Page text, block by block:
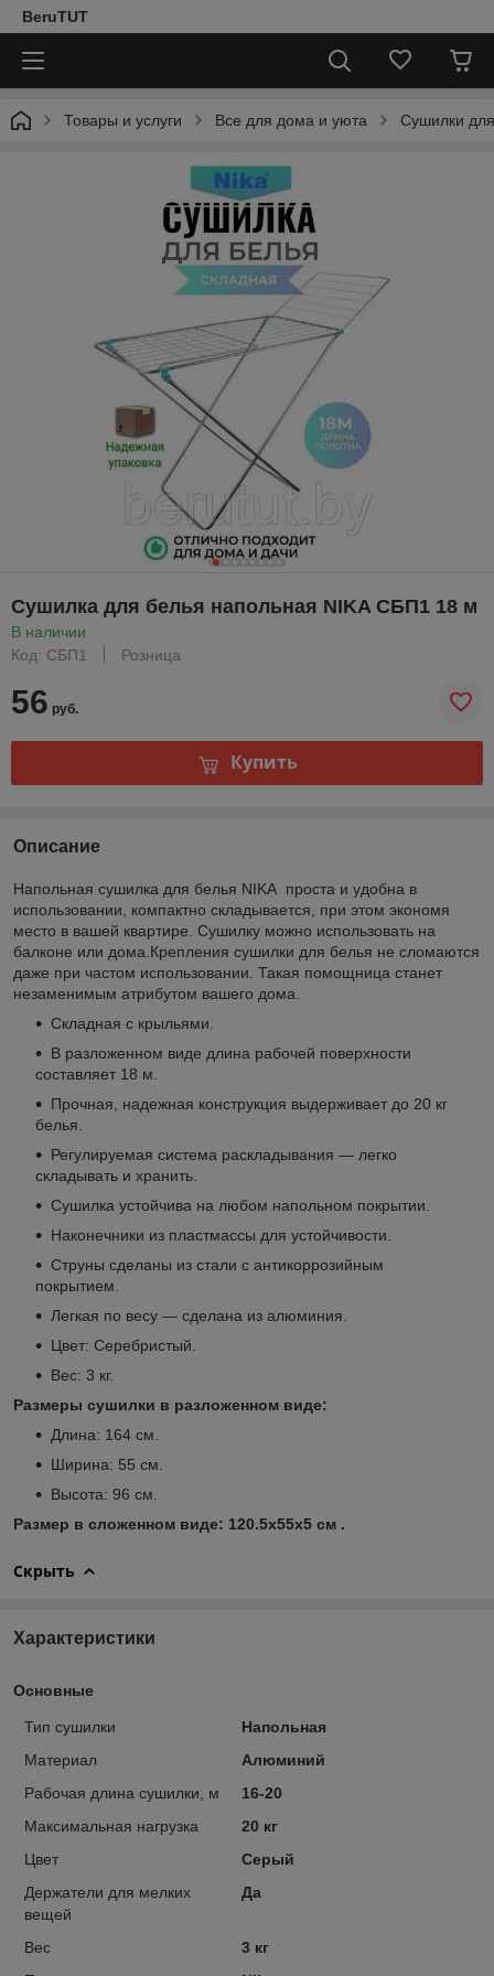
BeruTUT
Товары и услуги Все для дома и уюта Сушилки
Сушилка для белья напольная NIKA СБП1 18 м
В наличии
Код: СБП1
Розница
56 руб.
Купить
Описание
Напольная сушилка для белья NIKA проста и удобна в
использовании, компактно складывается, при этом экономя
место в вашей квартире. Сушилку можно использовать на
балконе или дома.Крепления сушилки для белья не сломаются
даже при частом использовании. Такая помощница станет
незаменимым атрибутом вашего дома.
Складная с крыльями.
В разложенном виде длина рабочей поверхности
составляет 18 м.
Прочная, надежная конструкция выдерживает до 20 кг
белья.
Регулируемая система раскладывания — легко
складывать и хранить.
Сушилка устойчива на любом напольном покрытии.
Наконечники из пластмассы для устойчивости.
Струны сделаны из стали с антикоррозийным
покрытием.
Легкая по весу — сделана из алюминия.
Цвет: Серебристый.
Вес: 3 кг.
Размеры сушилки в разложенном виде:
Длина: 164 см.
Ширина: 55 см.
Высота: 96 см.
Размер в сложенном виде: 120.5х55х5 см .
Скрыть
Характеристики
Основные
Тип сушилки
Напольная
Материал
Алюминий
Рабочая длина сушилки, м
16-20
Максимальная нагрузка
20 кг
Цвет
Серый
Держатели для мелких
вещей
Да
Вес
3 кг